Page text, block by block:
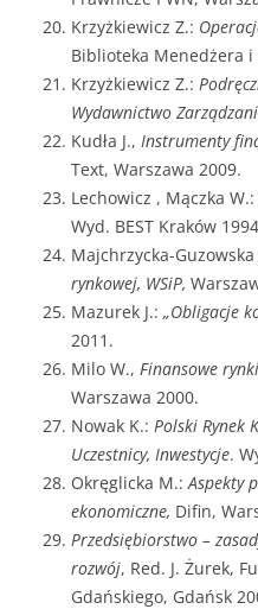
Krzyżkiewicz Z.:
Biblioteka Menedżera i
Krzyżkiewicz Z.:
Wydawnictwo
Kudła J., Instrumenty
Text, Warszawa 2009.
Lechowicz , Mączka W.:
Wyd. BEST Kraków
Majchrzycka-Guzowska
rynkowej, WSiP,
Mazurek J.: „Obligacje
2011.
Milo W., Finansowe
Warszawa 2000.
Nowak K.: Polski Rynek
Uczestnicy, Inwestycje.
Okręglicka M.:Aspekty
ekonomiczne, Difin,
Przedsiębiorstwo –
rozwój, Red. J. Żurek,
Gdańskiego, Gdańsk